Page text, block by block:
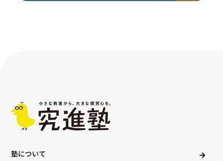
塾について